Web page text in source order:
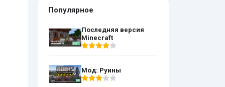
Популярное
Последняя версия
Minecraft
Мод: Руины